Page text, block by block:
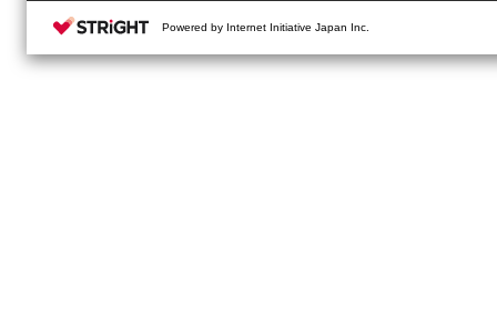
Powered by Internet Initiative Japan Inc.